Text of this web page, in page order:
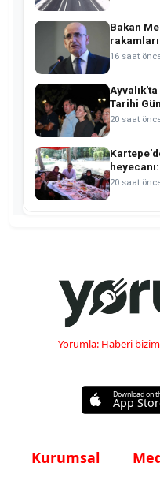
Bakan
ve
16 saat
Tarihi
açıldı!
20 saat
anlamlı
20 saat
Yorumla: Haberi
Download on
App
Kurumsal